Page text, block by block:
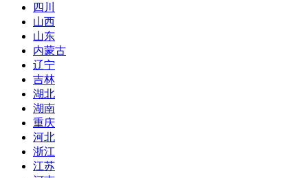
四川
山西
山东
内蒙古
辽宁
吉林
湖北
湖南
重庆
河北
浙江
江苏